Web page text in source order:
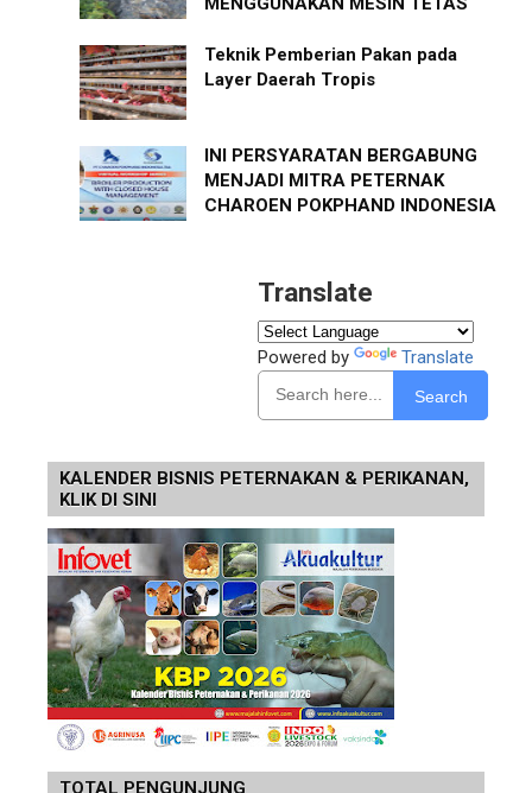
Teknik Pemberian Pakan pada
Layer Daerah Tropis
INI PERSYARATAN BERGABUNG
MENJADI MITRA PETERNAK
CHAROEN POKPHAND INDONESIA
Translate
Powered by Translate
Search
KALENDER BISNIS PETERNAKAN & PERIKANAN,
KLIK DI SINI
TOTAL PENGUNJUNG